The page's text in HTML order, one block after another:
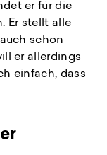
er für die
Er stellt alle
schon
er allerdings
einfach, dass